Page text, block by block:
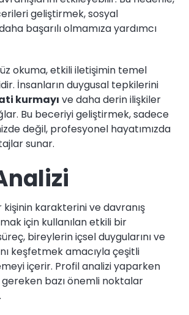
geliştirmek, sosyal
başarılı olmamıza yardımcı
okuma, etkili iletişimin temel
İnsanların duygusal tepkilerini
kurmayı ve daha derin ilişkiler
Bu beceriyi geliştirmek, sadece
değil, profesyonel hayatımızda
sunar.
kişinin karakterini ve davranış
için kullanılan etkili bir
bireylerin içsel duygularını ve
keşfetmek amacıyla çeşitli
içerir. Profil analizi yaparken
bazı önemli noktalar